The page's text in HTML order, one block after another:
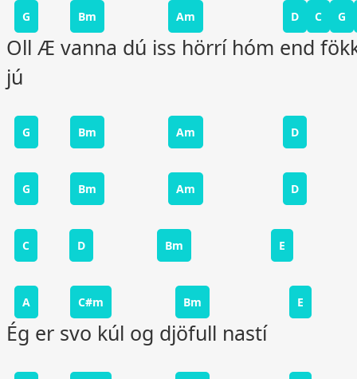
G Bm Am D C G
Oll Æ vanna dú iss hörrí hóm end
jú
G Bm Am D
G Bm Am D
C D Bm E
A C#m Bm E
Ég er svo kúl og djöfull nastí